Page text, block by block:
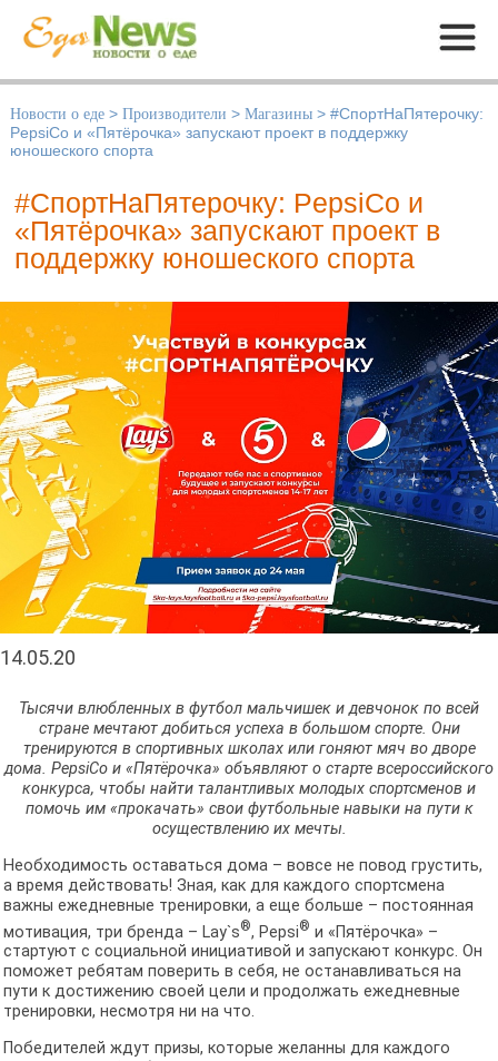
Меню
Новости о еде > Производители > Магазины > #СпортНаПятерочку:
PepsiCo и «Пятёрочка» запускают проект в поддержку
юношеского спорта
#СпортНаПятерочку: PepsiCo и
«Пятёрочка» запускают проект в
поддержку юношеского спорта
14.05.20
Тысячи влюбленных в футбол мальчишек и девчонок по всей
стране мечтают добиться успеха в большом спорте. Они
тренируются в спортивных школах или гоняют мяч во дворе
дома. PepsiCo и «Пятёрочка» объявляют о старте всероссийского
конкурса, чтобы найти талантливых молодых спортсменов и
помочь им «прокачать» свои футбольные навыки на пути к
осуществлению их мечты.
Необходимость оставаться дома – вовсе не повод грустить,
а время действовать! Зная, как для каждого спортсмена
важны ежедневные тренировки, а еще больше – постоянная
мотивация, три бренда – Lay`s®, Pepsi® и «Пятёрочка» –
стартуют с социальной инициативой и запускают конкурс. Он
поможет ребятам поверить в себя, не останавливаться на
пути к достижению своей цели и продолжать ежедневные
тренировки, несмотря ни на что.
Победителей ждут призы, которые желанны для каждого